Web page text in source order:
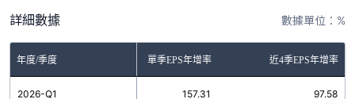
詳細數據 數據單位：%
年度/季度 單季EPS年增率 近4季EPS年增率
2026-Q1 157.31 97.58